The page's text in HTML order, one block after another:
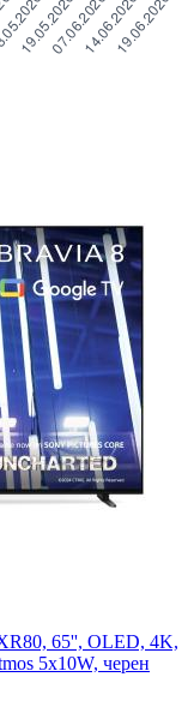
65'', OLED, 4K,
5x10W, черен